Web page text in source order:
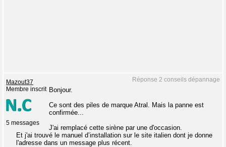
Réponse 2 conseils dépannage
Mazout37
Membre inscrit
5 messages
Bonjour.
Ce sont des piles de marque Atral. Mais la panne est
confirmée...
J'ai remplacé cette sirène par une d'occasion.
Et j'ai trouvé le manuel d’installation sur le site italien dont je donne
l'adresse dans un message plus récent.